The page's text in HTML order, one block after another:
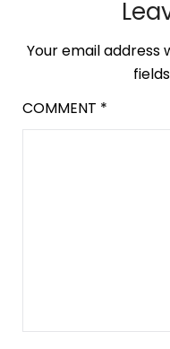
Your email address
COMMENT *